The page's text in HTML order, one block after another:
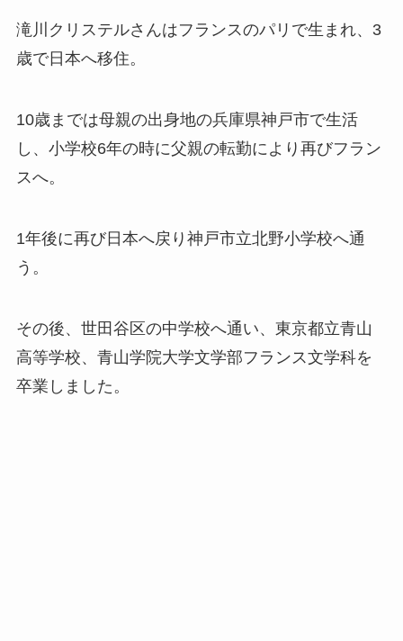
滝川クリステルさんはフランスのパリで生まれ、3
歳で日本へ移住。
10歳までは母親の出身地の兵庫県神戸市で生活
し、小学校6年の時に父親の転勤により再びフラン
スへ。
1年後に再び日本へ戻り神戸市立北野小学校へ通
う。
その後、世田谷区の中学校へ通い、東京都立青山
高等学校、青山学院大学文学部フランス文学科を
卒業しました。